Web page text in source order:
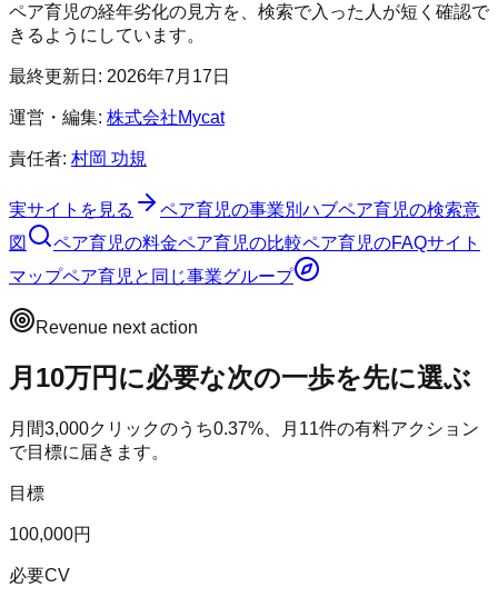
ペア育児の経年劣化の見方を、検索で入った人が短く確認で
きるようにしています。
最終更新日: 2026年7月17日
運営・編集: 株式会社Mycat
責任者: 村岡 功規
実サイトを見る ペア育児の事業別ハブペア育児の検索意
図
ペア育児の料金ペア育児の比較ペア育児のFAQサイト
マップペア育児 と同じ事業グループ
Revenue next action
月10万円に必要な次の一歩を先に選ぶ
月間3,000クリックのうち0.37%、月 11件の有料アクション
で目標に届きます。
目標
100,000円
必要CV